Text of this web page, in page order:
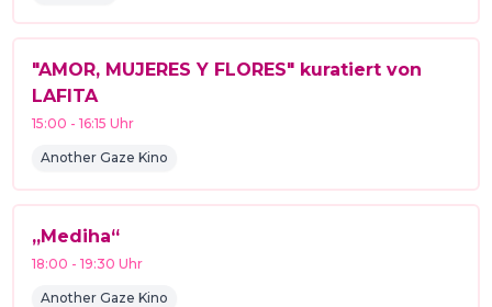
"AMOR, MUJERES Y FLORES" kuratiert von
LAFITA
15:00 -16:15 Uhr
Another Gaze Kino
„Mediha“
18:00 -19:30 Uhr
Another Gaze Kino